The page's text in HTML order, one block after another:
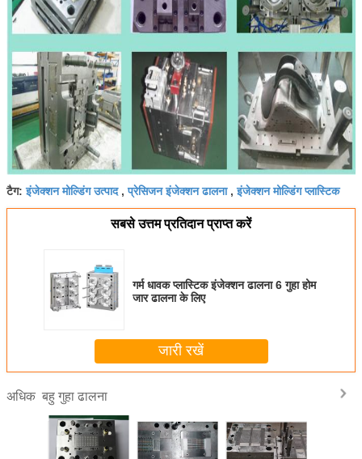
टैग:इंजेक्शन मोल्डिंग उत्पाद,प्रेसिजन इंजेक्शन ढालना,इंजेक्शन मोल्डिंग प्लास्टिक
सबसे उत्तम प्रतिदान प्राप्त करें
गर्म धावक प्लास्टिक इंजेक्शन ढालना 6 गुहा होम
जार ढालना के लिए
जारी रखें
अधिक बहु गुहा ढालना